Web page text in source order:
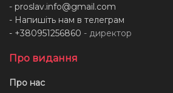
- proslav.info@gmail.com
- Напишіть нам в телеграм
- +380951256860 - директор
Про видання
Про нас